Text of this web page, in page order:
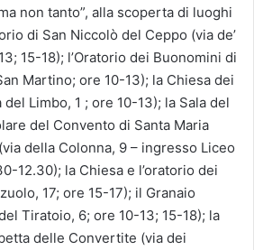
non tanto”, alla scoperta di luoghi
di San Niccolò del Ceppo (via de’
15-18); l’Oratorio dei Buonomini di
Martino; ore 10-13); la Chiesa dei
Limbo, 1 ; ore 10-13); la Sala del
del Convento di Santa Maria
della Colonna, 9 – ingresso Liceo
12.30); la Chiesa e l’oratorio dei
17; ore 15-17); il Granaio
Tiratoio, 6; ore 10-13; 15-18); la
delle Convertite (via dei